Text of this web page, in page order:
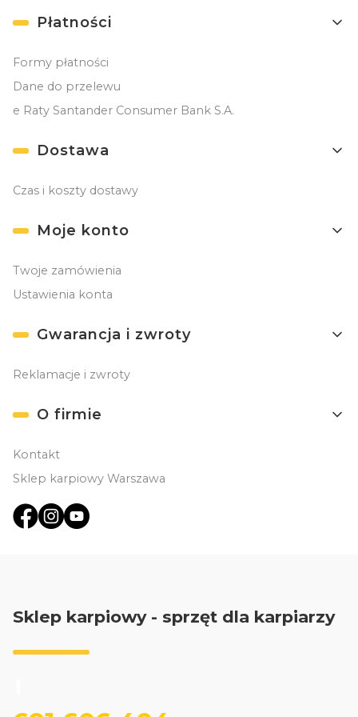
Płatności
Formy płatności
Dane do przelewu
e Raty Santander Consumer Bank S.A.
Dostawa
Czas i koszty dostawy
Moje konto
Twoje zamówienia
Ustawienia konta
Gwarancja i zwroty
Reklamacje i zwroty
O firmie
Kontakt
Sklep karpiowy Warszawa
Sklep karpiowy - sprzęt dla karpiarzy